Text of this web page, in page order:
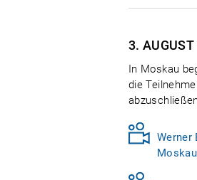
3. AUGUST
In Moskau
die
Werner